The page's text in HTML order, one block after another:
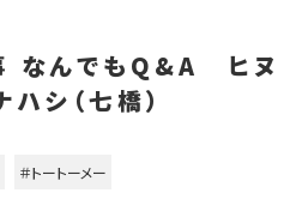
なんでもQ&A ヒヌ
シ（七橋）
＃トートーメー